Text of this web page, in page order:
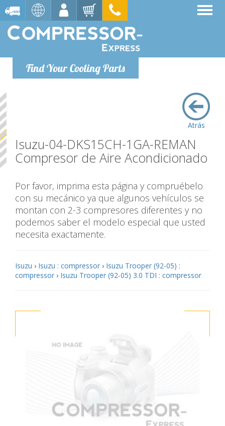
Find Your Cooling Parts
Atrás
Isuzu-04-DKS15CH-1GA-REMAN
Compresor de Aire Acondicionado
Por favor, imprima esta página y compruébelo
con su mecánico ya que algunos vehículos se
montan con 2-3 compresores diferentes y no
podemos saber el modelo especial que usted
necesita exactamente.
Isuzu › Isuzu : compressor › Isuzu Trooper (92-05) :
compressor › Isuzu Trooper (92-05) 3.0 TDI : compressor